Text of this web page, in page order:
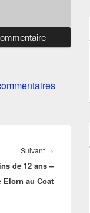
Suivant →
suivant :
de 12 ans –
Elorn au Coat